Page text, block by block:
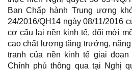
Ban Chấp hành Trung ương
24/2016/QH14 ngày 08/11/2016
cơ cấu lại nền kinh tế, đổi mới
cao chất lượng tăng trưởng,
tranh của nền kinh tế giai
Chính phủ thông qua tại Nghị